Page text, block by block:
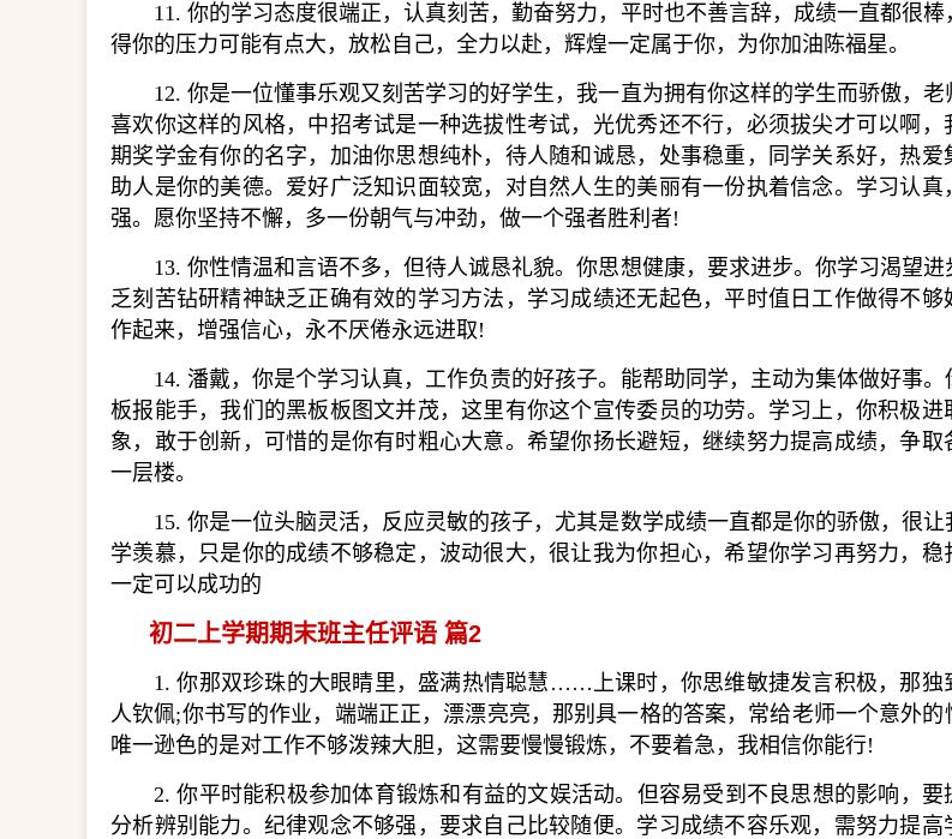
11. 你的学习态度很端正，认真刻苦，勤奋努力，平时也不善言辞，成绩一直都很棒
得你的压力可能有点大，放松自己，全力以赴，辉煌一定属于你，为你加油陈福星。
12. 你是一位懂事乐观又刻苦学习的好学生，我一直为拥有你这样的学生而骄傲，老
喜欢你这样的风格，中招考试是一种选拔性考试，光优秀还不行，必须拔尖才可以啊，
期奖学金有你的名字，加油你思想纯朴，待人随和诚恳，处事稳重，同学关系好，热爱
助人是你的美德。爱好广泛知识面较宽，对自然人生的美丽有一份执着信念。学习认真
强。愿你坚持不懈，多一份朝气与冲劲，做一个强者胜利者!
13. 你性情温和言语不多，但待人诚恳礼貌。你思想健康，要求进步。你学习渴望进
乏刻苦钻研精神缺乏正确有效的学习方法，学习成绩还无起色，平时值日工作做得不够
作起来，增强信心，永不厌倦永远进取!
14. 潘戴，你是个学习认真，工作负责的好孩子。能帮助同学，主动为集体做好事。
板报能手，我们的黑板板图文并茂，这里有你这个宣传委员的功劳。学习上，你积极进
象，敢于创新，可惜的是你有时粗心大意。希望你扬长避短，继续努力提高成绩，争取
一层楼。
15. 你是一位头脑灵活，反应灵敏的孩子，尤其是数学成绩一直都是你的骄傲，很让
学羡慕，只是你的成绩不够稳定，波动很大，很让我为你担心，希望你学习再努力，稳
一定可以成功的
初二上学期期末班主任评语 篇2
1. 你那双珍珠的大眼睛里，盛满热情聪慧……上课时，你思维敏捷发言积极，那独
人钦佩;你书写的作业，端端正正，漂漂亮亮，那别具一格的答案，常给老师一个意外
唯一逊色的是对工作不够泼辣大胆，这需要慢慢锻炼，不要着急，我相信你能行!
2. 你平时能积极参加体育锻炼和有益的文娱活动。但容易受到不良思想的影响，要
分析辨别能力。纪律观念不够强，要求自己比较随便。学习成绩不容乐观，需努力提高